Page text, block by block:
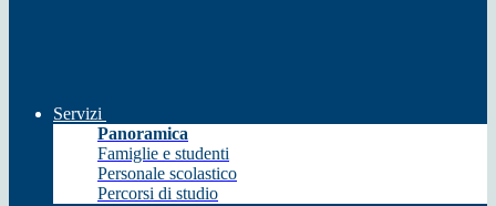
Servizi
Panoramica
Famiglie e studenti
Personale scolastico
Percorsi di studio